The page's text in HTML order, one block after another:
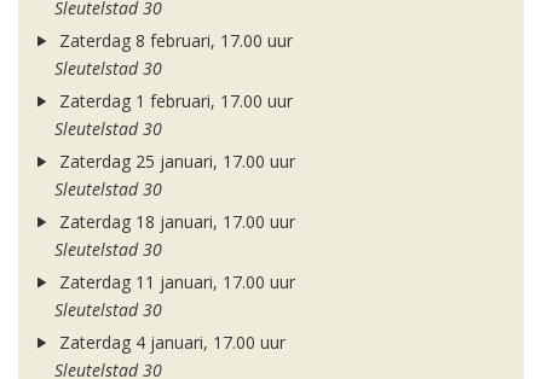
Sleutelstad 30
Zaterdag 8 februari, 17.00 uur
Sleutelstad 30
Zaterdag 1 februari, 17.00 uur
Sleutelstad 30
Zaterdag 25 januari, 17.00 uur
Sleutelstad 30
Zaterdag 18 januari, 17.00 uur
Sleutelstad 30
Zaterdag 11 januari, 17.00 uur
Sleutelstad 30
Zaterdag 4 januari, 17.00 uur
Sleutelstad 30